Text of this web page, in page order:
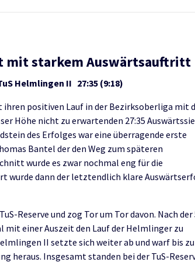
mit starkem Auswärtsauftritt
Helmlingen II 27:35 (9:18)
ihren positiven Lauf in der Bezirksoberliga mit
Höhe nicht zu erwartenden 27:35
des Erfolges war eine überragende erste
Bantel der den Weg zum späteren
wurde es zwar nochmal eng für die
wurde dann der letztendlich klare
Reserve und zog Tor um Tor davon. Nach der
mit einer Auszeit den Lauf der Helmlinger zu
II setzte sich weiter ab und warf bis
heraus. Insgesamt standen bei der TuS-